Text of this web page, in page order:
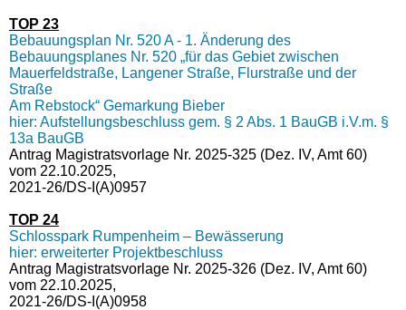
TOP 23
Bebauungsplan Nr. 520 A - 1. Änderung des
Bebauungsplanes Nr. 520 „für das Gebiet zwischen
Mauerfeldstraße, Langener Straße, Flurstraße und der
Straße
Am Rebstock“ Gemarkung Bieber
hier: Aufstellungsbeschluss gem. § 2 Abs. 1 BauGB i.V.m. §
13a BauGB
Antrag Magistratsvorlage Nr. 2025-325 (Dez. IV, Amt 60)
vom 22.10.2025,
2021-26/DS-I(A)0957
TOP 24
Schlosspark Rumpenheim – Bewässerung
hier: erweiterter Projektbeschluss
Antrag Magistratsvorlage Nr. 2025-326 (Dez. IV, Amt 60)
vom 22.10.2025,
2021-26/DS-I(A)0958